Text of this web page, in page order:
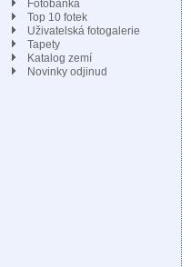
Fotobanka
Top 10 fotek
Uživatelská fotogalerie
Tapety
Katalog zemí
Novinky odjinud